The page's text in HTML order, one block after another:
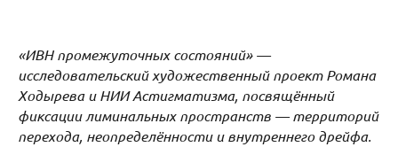
«ИВН промежуточных состояний» —
исследовательский художественный проект Романа
Ходырева и НИИ Астигматизма, посвящённый
фиксации лиминальных пространств — территорий
перехода, неопределённости и внутреннего дрейфа.